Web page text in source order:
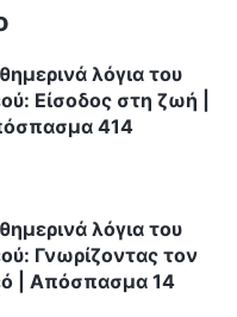
λόγια του
Είσοδος στη ζωή |
414
λόγια του
Γνωρίζοντας τον
| Απόσπασμα 14